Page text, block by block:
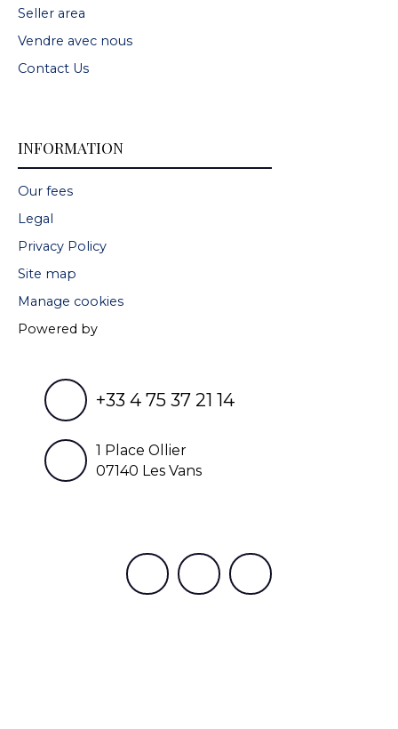
Seller area
Vendre avec nous
Contact Us
INFORMATION
Our fees
Legal
Privacy Policy
Site map
Manage cookies
Powered by
+33 4 75 37 21 14
1 Place Ollier
07140 Les Vans